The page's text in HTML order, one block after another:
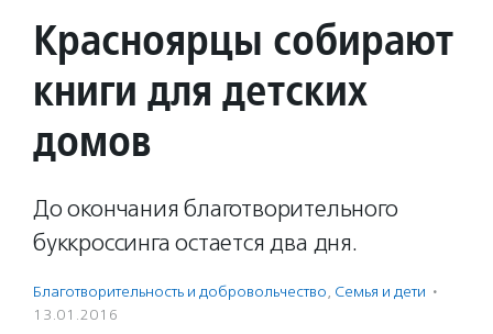
Красноярцы собирают
книги для детских
домов
До окончания благотворительного
буккроссинга остается два дня.
Благотвори­тель­ность и доброволь­чест­во, Семья и дети ·
13.01.2016